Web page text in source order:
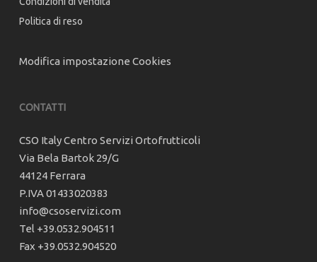
Politica di reso
Modifica impostazione Cookies
CONTATTI
CSO Italy Centro Servizi Ortofrutticoli
Via Bela Bartok 29/G
44124 Ferrara
P.IVA 01433020383
info@csoservizi.com
Tel +39.0532.904511
Fax +39.0532.904520